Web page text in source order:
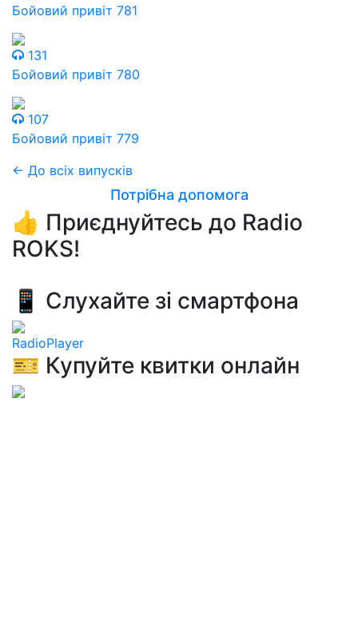
Бойовий привіт 781
131
Бойовий привіт 780
107
Бойовий привіт 779
← До всіх випусків
Потрібна допомога
👍 Приєднуйтесь до Radio
ROKS!
📱 Слухайте зі смартфона
RadioPlayer
🎫 Купуйте квитки онлайн